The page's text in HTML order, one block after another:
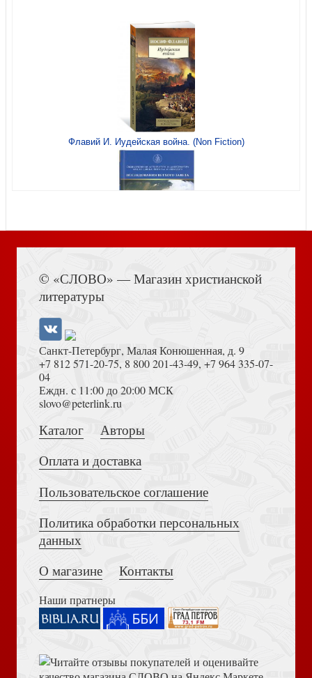
Любовь не умирает...
Кислород души
монастырь)
Помоги сыну моему: Повесть
Патриарх Павел. Пешком в вечность
Флавий И. Иудейская война. (Non Fiction)
Толкование на Апокалипсис (Тихоний Африканский)
Достоевский Ф.М. Сила и правда России (2024)
© «СЛОВО» — Магазин христианской
литературы
Санкт-Петербург, Малая Конюшенная, д. 9
+7 812 571-20-75, 8 800 201-43-49, +7 964 335-07-
04
Еждн. с 11:00 до 20:00 МСК
slovo@peterlink.ru
Каталог
Авторы
Оплата и доставка
Пользовательское соглашение
Политика обработки персональных
данных
О магазине
Контакты
Наши пратнеры